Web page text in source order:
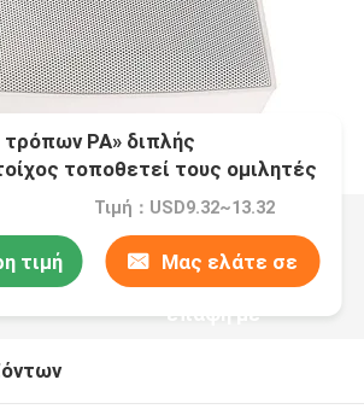
τρόπων PA» διπλής
τοποθετεί τους ομιλητές
Τιμή：USD9.32~13.32
τιμή Μας ελάτε σε
επαφή με